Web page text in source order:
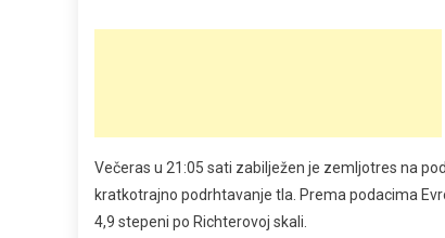
Večeras u 21:05 sati zabilježen je zemljotres na
kratkotrajno podrhtavanje tla. Prema podacima
4,9 stepeni po Richterovoj skali.